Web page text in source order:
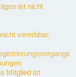
ist nicht
vererbbar.
Mitglied ist